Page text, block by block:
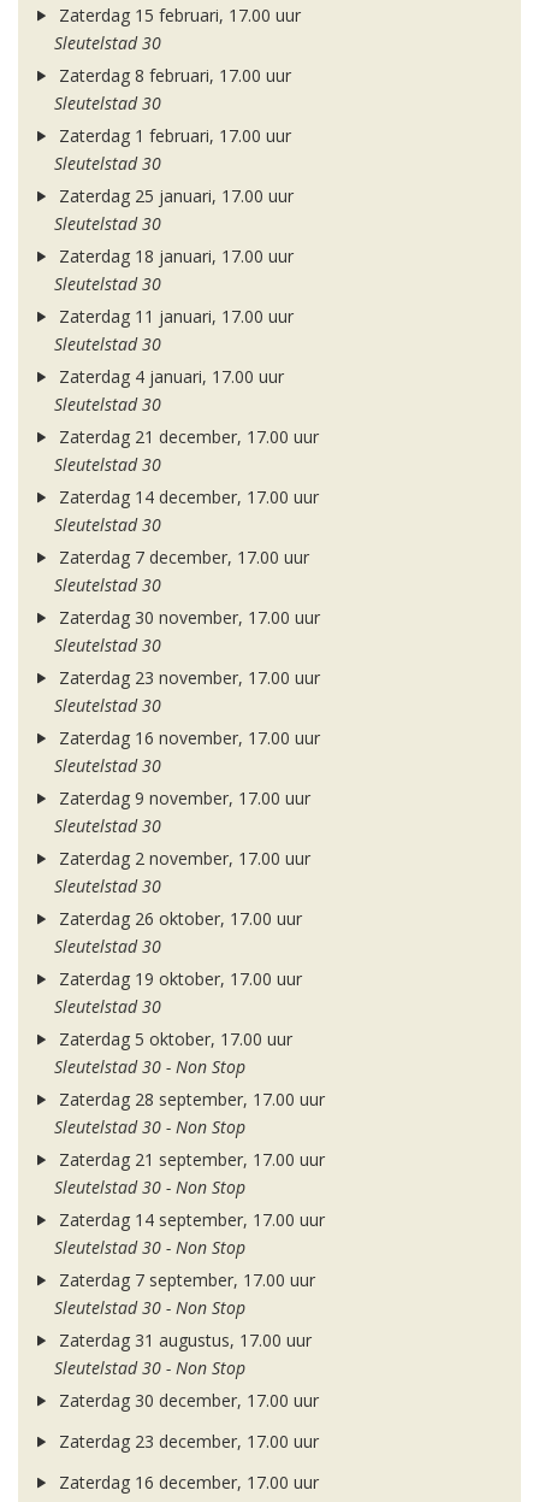
Zaterdag 15 februari, 17.00 uur
Sleutelstad 30
Zaterdag 8 februari, 17.00 uur
Sleutelstad 30
Zaterdag 1 februari, 17.00 uur
Sleutelstad 30
Zaterdag 25 januari, 17.00 uur
Sleutelstad 30
Zaterdag 18 januari, 17.00 uur
Sleutelstad 30
Zaterdag 11 januari, 17.00 uur
Sleutelstad 30
Zaterdag 4 januari, 17.00 uur
Sleutelstad 30
Zaterdag 21 december, 17.00 uur
Sleutelstad 30
Zaterdag 14 december, 17.00 uur
Sleutelstad 30
Zaterdag 7 december, 17.00 uur
Sleutelstad 30
Zaterdag 30 november, 17.00 uur
Sleutelstad 30
Zaterdag 23 november, 17.00 uur
Sleutelstad 30
Zaterdag 16 november, 17.00 uur
Sleutelstad 30
Zaterdag 9 november, 17.00 uur
Sleutelstad 30
Zaterdag 2 november, 17.00 uur
Sleutelstad 30
Zaterdag 26 oktober, 17.00 uur
Sleutelstad 30
Zaterdag 19 oktober, 17.00 uur
Sleutelstad 30
Zaterdag 5 oktober, 17.00 uur
Sleutelstad 30 - Non Stop
Zaterdag 28 september, 17.00 uur
Sleutelstad 30 - Non Stop
Zaterdag 21 september, 17.00 uur
Sleutelstad 30 - Non Stop
Zaterdag 14 september, 17.00 uur
Sleutelstad 30 - Non Stop
Zaterdag 7 september, 17.00 uur
Sleutelstad 30 - Non Stop
Zaterdag 31 augustus, 17.00 uur
Sleutelstad 30 - Non Stop
Zaterdag 30 december, 17.00 uur
Zaterdag 23 december, 17.00 uur
Zaterdag 16 december, 17.00 uur